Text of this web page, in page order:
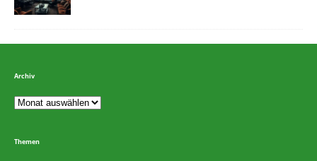
Archiv
Themen